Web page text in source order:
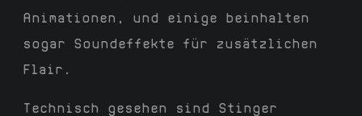
Animationen, und einige beinhalten
sogar Soundeffekte für zusätzlichen
Flair.
Technisch gesehen sind Stinger